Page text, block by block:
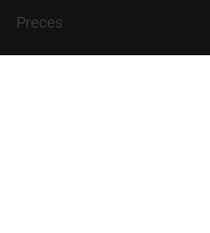
Preces